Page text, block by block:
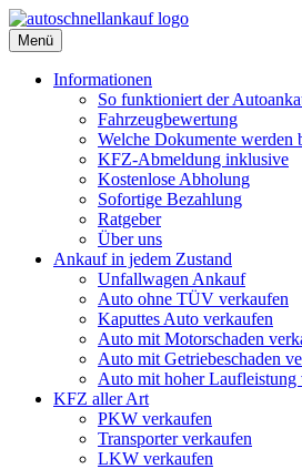
Menü
Informationen
So funktioniert der
Fahrzeugbewertung
Welche Dokumente werden
KFZ-Abmeldung inklusive
Kostenlose Abholung
Sofortige Bezahlung
Ratgeber
Über uns
Ankauf in jedem Zustand
Unfallwagen Ankauf
Auto ohne TÜV verkaufen
Kaputtes Auto verkaufen
Auto mit Motorschaden
Auto mit Getriebeschaden
Auto mit hoher Laufleistung
KFZ aller Art
PKW verkaufen
Transporter verkaufen
LKW verkaufen